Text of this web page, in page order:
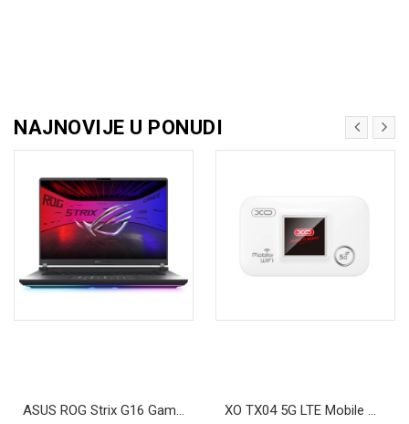
NAJNOVIJE U PONUDI
ASUS ROG Strix G16 Gaming laptop G615LP-TS219 XO TX04 5G LTE Mobile Wi-Fi Router